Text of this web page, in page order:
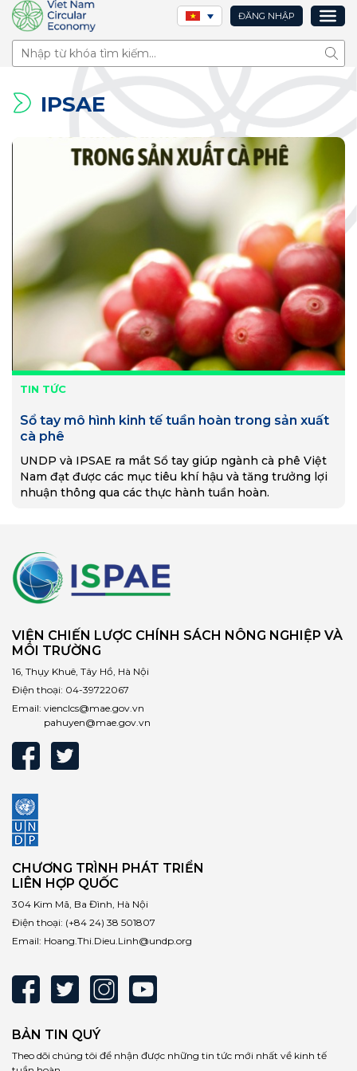
ĐĂNG NHẬP
Tìm
IPSAE
TIN TỨC
Sổ tay mô hình kinh tế tuần hoàn trong sản xuất
cà phê
UNDP và IPSAE ra mắt Sổ tay giúp ngành cà phê Việt
Nam đạt được các mục tiêu khí hậu và tăng trưởng lợi
nhuận thông qua các thực hành tuần hoàn.
VIỆN CHIẾN LƯỢC CHÍNH SÁCH NÔNG NGHIỆP VÀ
MÔI TRƯỜNG
16, Thụy Khuê, Tây Hồ, Hà Nội
Điện thoại: 04-39722067
Email: vienclcs@mae.gov.vn
pahuyen@mae.gov.vn
CHƯƠNG TRÌNH PHÁT TRIỂN
LIÊN HỢP QUỐC
304 Kim Mã, Ba Đình, Hà Nội
Điện thoại: (+84 24) 38 501807
Email: Hoang.Thi.Dieu.Linh@undp.org
BẢN TIN QUÝ
Theo dõi chúng tôi để nhận được những tin tức mới nhất về kinh tế